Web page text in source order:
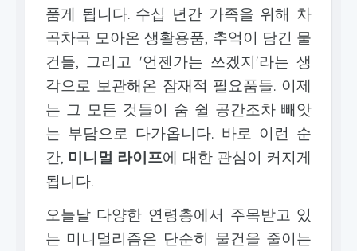
품게 됩니다. 수십 년간 가족을 위해 차
곡차곡 모아온 생활용품, 추억이 담긴 물
건들, 그리고 '언젠가는 쓰겠지'라는 생
각으로 보관해온 잠재적 필요품들. 이제
는 그 모든 것들이 숨 쉴 공간조차 빼앗
는 부담으로 다가옵니다. 바로 이런 순
간, 미니멀 라이프에 대한 관심이 커지게
됩니다.
오늘날 다양한 연령층에서 주목받고 있
는 미니멀리즘은 단순히 물건을 줄이는